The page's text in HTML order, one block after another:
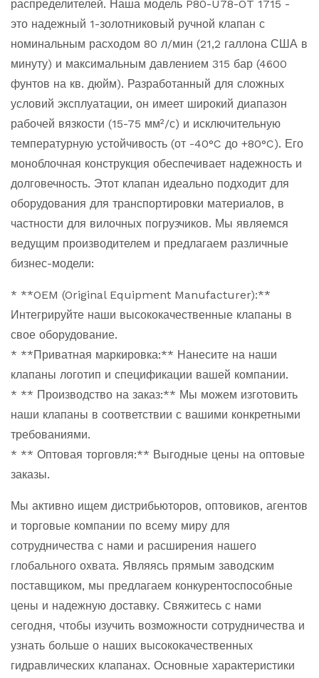
распределителей. Наша модель P80-U78-OT 1715 -
это надежный 1-золотниковый ручной клапан с
номинальным расходом 80 л/мин (21,2 галлона США в
минуту) и максимальным давлением 315 бар (4600
фунтов на кв. дюйм). Разработанный для сложных
условий эксплуатации, он имеет широкий диапазон
рабочей вязкости (15-75 мм²/с) и исключительную
температурную устойчивость (от -40°C до +80°C). Его
моноблочная конструкция обеспечивает надежность и
долговечность. Этот клапан идеально подходит для
оборудования для транспортировки материалов, в
частности для вилочных погрузчиков. Мы являемся
ведущим производителем и предлагаем различные
бизнес-модели:
* **OEM (Original Equipment Manufacturer):**
Интегрируйте наши высококачественные клапаны в
свое оборудование.
* **Приватная маркировка:** Нанесите на наши
клапаны логотип и спецификации вашей компании.
* ** Производство на заказ:** Мы можем изготовить
наши клапаны в соответствии с вашими конкретными
требованиями.
* ** Оптовая торговля:** Выгодные цены на оптовые
заказы.
Мы активно ищем дистрибьюторов, оптовиков, агентов
и торговые компании по всему миру для
сотрудничества с нами и расширения нашего
глобального охвата. Являясь прямым заводским
поставщиком, мы предлагаем конкурентоспособные
цены и надежную доставку. Свяжитесь с нами
сегодня, чтобы изучить возможности сотрудничества и
узнать больше о наших высококачественных
гидравлических клапанах. Основные характеристики